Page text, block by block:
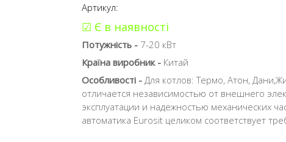
Артикул:
☑ Є в наявності
Потужність - 7-20 кВт
Країна виробник - Китай
Особливості - Для котлов: Термо, Атон,
отличается независимостью от внешнего
эксплуатации и надежностью механических
автоматика Eurosit целиком соответствует